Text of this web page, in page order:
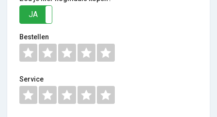
JA
Bestellen
Service